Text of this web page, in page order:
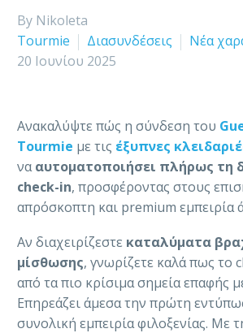
By Nikoleta
Tourmie
Διασυνδέσεις
Νέα
20 Ιουνίου 2025
Ανακαλύψτε πώς η σύνδεση του
Tourmie με τις έξυπνες
νααυτοματοποιήσει πλήρως τη
check-in, προσφέροντας στους
απρόσκοπτη και premium εμπειρία
Αν διαχειρίζεστε καταλύματα
μίσθωσης, γνωρίζετε καλά πως το
από τα πιο κρίσιμα σημεία επαφής
Επηρεάζει άμεσα την πρώτη
συνολική εμπειρία φιλοξενίας. Με